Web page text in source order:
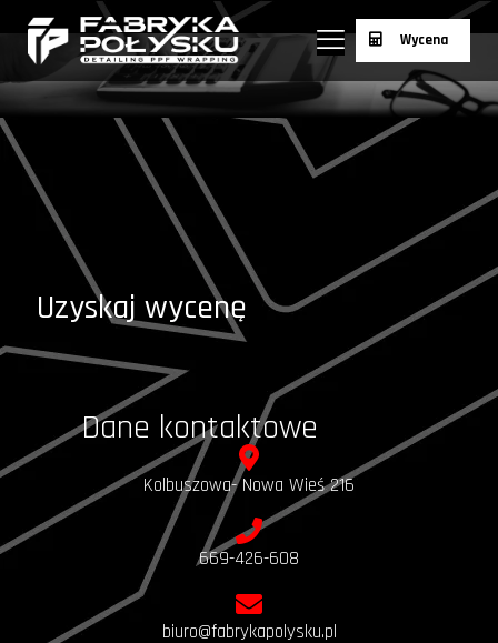
Wycena
Uzyskaj wycenę
Dane kontaktowe
Kolbuszowa- Nowa Wieś 216
669-426-608
biuro@fabrykapolysku.pl